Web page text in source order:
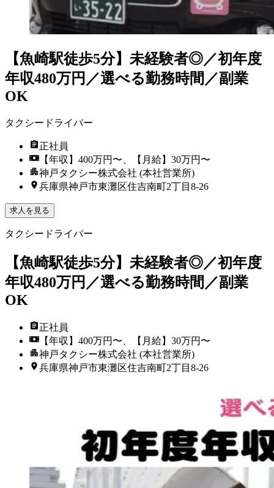
【魚崎駅徒歩5分】未経験者◎／初年度
年収480万円／選べる勤務時間／副業
OK
タクシードライバー
正社員
【年収】400万円〜、【月給】30万円〜
神戸タクシー株式会社 (本社営業所)
兵庫県神戸市東灘区住吉南町2丁目8-26
求人を見る
タクシードライバー
【魚崎駅徒歩5分】未経験者◎／初年度
年収480万円／選べる勤務時間／副業
OK
正社員
【年収】400万円〜、【月給】30万円〜
神戸タクシー株式会社 (本社営業所)
兵庫県神戸市東灘区住吉南町2丁目8-26